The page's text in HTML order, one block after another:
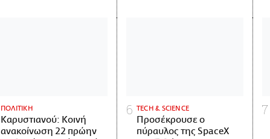
ΠΟΛΙΤΙΚΗ
Καρυστιανού: Κοινή
ανακοίνωση 22 πρώην
ΤECH & SCIENCE
Προσέκρουσε ο
πύραυλος της SpaceX